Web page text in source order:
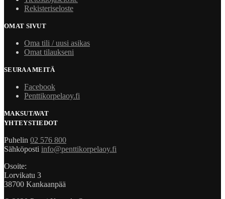
Rekisteriseloste
OMAT SIVUT
Oma tili / uusi asikas
Omat tilaukseni
SEURAA MEITÄ
Facebook
Penttikorpelaoy.fi
MAKSUTAVAT
YHTEYSTIEDOT
Puhelin 02 576 800
Sähköposti info@penttikorpelaoy.fi
Osoite:
Lorvikatu 3
38700 Kankaanpää